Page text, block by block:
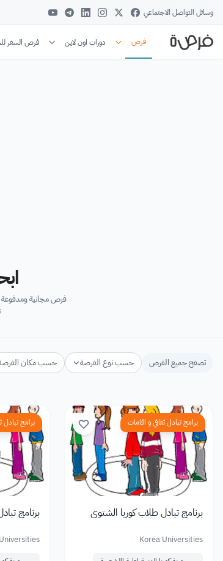
وسائل التواصل الاجتماعي
فرص دورات اون لاين فرص السفر
فرص مجانية ومدفوعة
تصفح جميع الفرص حسب نوع الفرصة حسب مكان
برامج تبادل ثقافي و اقامات
برنامج تبادل طلاب كوريا الشتوي
Korea Universities
برامج تبادل
برنامج